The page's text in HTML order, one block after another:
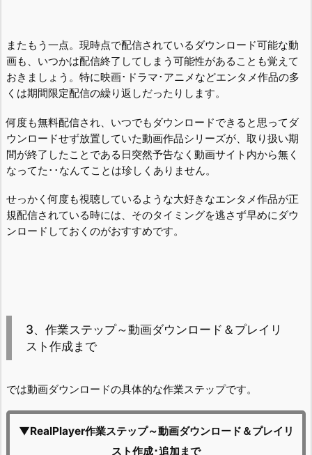
またもう一点。現時点で配信されているダウンロード可能な動
画も、いつかは配信終了してしまう可能性があることも覚えて
おきましょう。特に映画･ドラマ･アニメなどエンタメ作品の多
くは期間限定配信の繰り返しだったりします。
何度も無料配信され、いつでもダウンロードできると思ってダ
ウンロードせず放置していた動画作品シリーズが、取り扱い期
間が終了したことである日突然予告なく動画サイト内から無く
なってた･･なんてことは珍しくありません。
せっかく何度も視聴しているような大好きなエンタメ作品が正
規配信されている時には、そのタイミングを逃さず早めにダウ
ンロードしておくのがおすすめです。
3、作業ステップ～動画ダウンロード＆プレイリ
スト作成まで
では動画ダウンロードの具体的な作業ステップです。
▼RealPlayer作業ステップ～動画ダウンロード＆プレイリ
スト作成･追加まで